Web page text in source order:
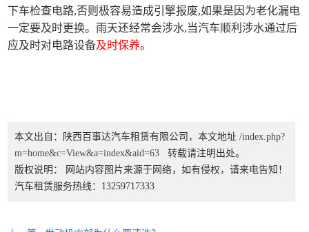
下车检查电路,否则极容易造成引擎报废,如果是因为老化漏电
一定要及时更换。雨天还经常会涉水,当汽车顺利涉水通过后
应及时对电路设备及时保养。
本文出自：陕西百事达汽车租赁有限公司，本文地址/index.php?
m=home&c=View&a=index&aid=63 转载请注明出处。
版权说明： 网站内容图片来源于网络，如有侵权，请来电告知！
汽车租赁服务热线：13259717333